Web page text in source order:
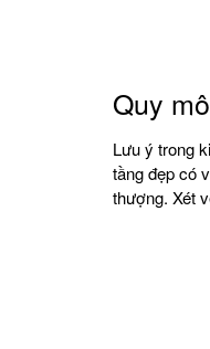
Quy
Lưu ý trong
tầng đẹp có
thượng. Xét